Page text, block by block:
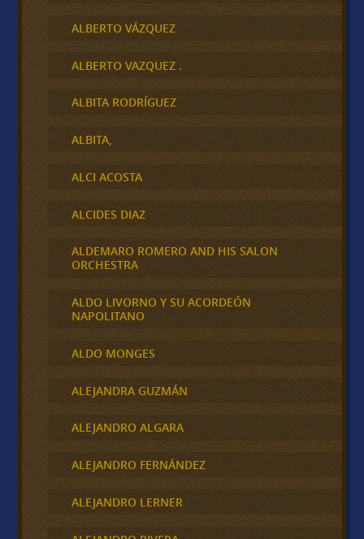
ALBERTO VÁZQUEZ
ALBERTO VAZQUEZ .
ALBITA RODRÍGUEZ
ALBITA,
ALCI ACOSTA
ALCIDES DIAZ
ALDEMARO ROMERO AND HIS SALON
ORCHESTRA
ALDO LIVORNO Y SU ACORDEÓN
NAPOLITANO
ALDO MONGES
ALEJANDRA GUZMÁN
ALEJANDRO ALGARA
ALEJANDRO FERNÁNDEZ
ALEJANDRO LERNER